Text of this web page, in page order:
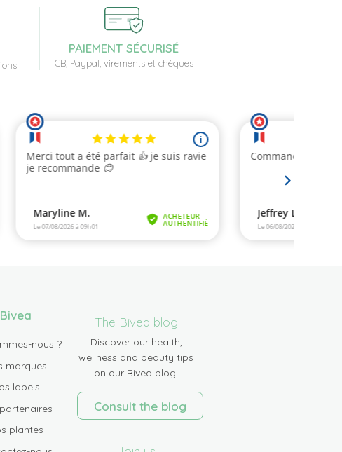
PAIEMENT SÉCURISÉ
CB, Paypal, virements et chèques
Bivea
nous ?
marques
labels
plantes
The Bivea blog
Discover our health,
wellness and beauty tips
on our Bivea blog.
Consult the blog